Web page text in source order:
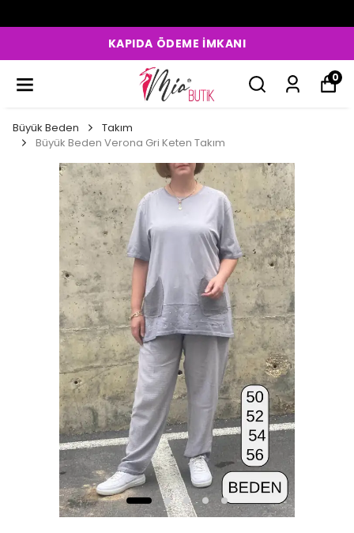
KAPIDA ÖDEME İMKANI
0
Büyük Beden
Takım
Büyük Beden Verona Gri Keten Takım